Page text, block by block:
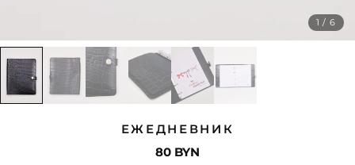
1 / 6
ЕЖЕДНЕВНИК
80 BYN